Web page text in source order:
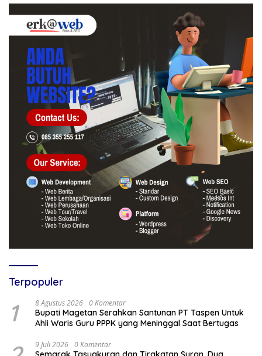
Terpopuler
1 8 Agustus 2026 0 Komentar
Bupati Magetan Serahkan Santunan PT Taspen Untuk
Ahli Waris Guru PPPK yang Meninggal Saat Bertugas
9 Juli 2026 0 Komentar